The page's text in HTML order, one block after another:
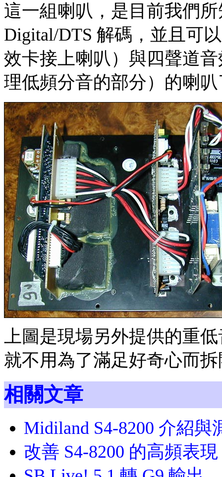
這一組喇叭，是目前我們
Digital/DTS 解碼，並且可
效卡接上喇叭）與四聲道
理低頻分音的部分）的喇
上圖是現場另外提供的重
就不用為了滿足好奇心而
相關文章
Midiland S4-8200 介紹與
改善 S4-8200 的高頻表現